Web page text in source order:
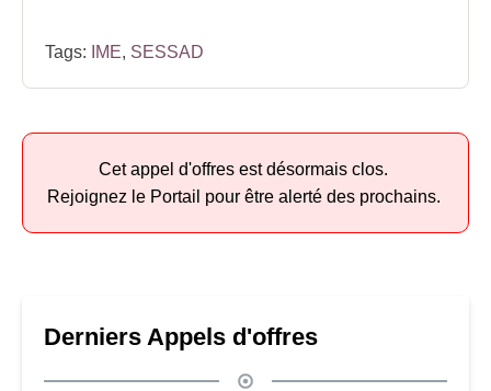
Tags: IME, SESSAD
Cet appel d'offres est désormais clos.
Rejoignez le Portail pour être alerté des prochains.
Derniers Appels d'offres